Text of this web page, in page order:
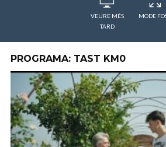
VEURE MÉS
TARD
MODE
PROGRAMA: TAST KM0